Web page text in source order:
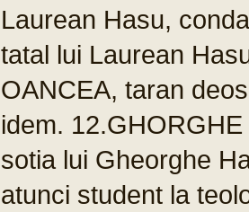
Laurean Hasu,
tatal lui Laurean
OANCEA, taran
idem.
sotia lui Gheorghe
atunci student la